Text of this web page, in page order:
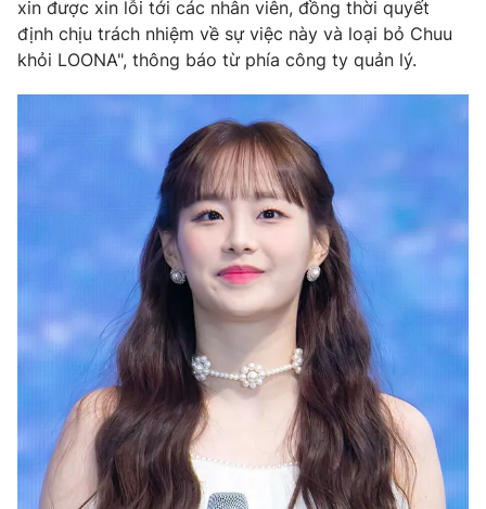
Chất lượng cuộc sống
Tuyển sinh
Học trực tuyến
Công nghệ
Giao lưu trực tuyến
Lịch phát sóng
Chuyên mục khác
Podcast
Photo Infographic
Video Shorts video
VTV Money VTV Thể thao
xin được xin lỗi tới các nhân viên, đồng thời quyết
định chịu trách nhiệm về sự việc này và loại bỏ Chuu
khỏi LOONA", thông báo từ phía công ty quản lý.